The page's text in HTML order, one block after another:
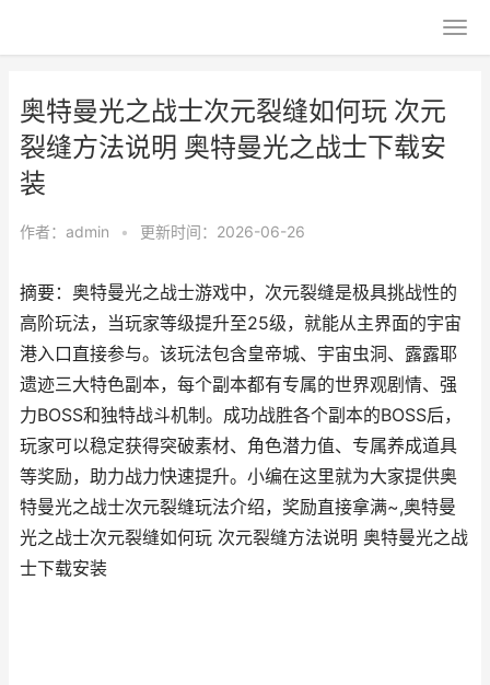
奥特曼光之战士次元裂缝如何玩 次元
裂缝方法说明 奥特曼光之战士下载安
装
作者： admin • 更新时间：2026-06-26
摘要：奥特曼光之战士游戏中，次元裂缝是极具挑战性的
高阶玩法，当玩家等级提升至25级，就能从主界面的宇宙
港入口直接参与。该玩法包含皇帝城、宇宙虫洞、露露耶
遗迹三大特色副本，每个副本都有专属的世界观剧情、强
力BOSS和独特战斗机制。成功战胜各个副本的BOSS后，
玩家可以稳定获得突破素材、角色潜力值、专属养成道具
等奖励，助力战力快速提升。小编在这里就为大家提供奥
特曼光之战士次元裂缝玩法介绍，奖励直接拿满~,奥特曼
光之战士次元裂缝如何玩 次元裂缝方法说明 奥特曼光之战
士下载安装